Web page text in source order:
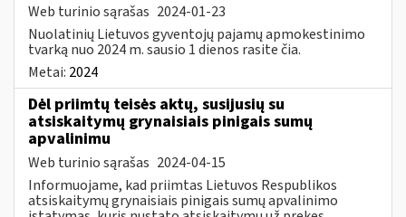
Web turinio sąrašas 2024-01-23
Nuolatinių Lietuvos gyventojų pajamų apmokestinimo
tvarką nuo 2024 m. sausio 1 dienos rasite čia.
Metai: 2024
Dėl priimtų teisės aktų, susijusių su
atsiskaitymų grynaisiais pinigais sumų
apvalinimu
Web turinio sąrašas 2024-04-15
Informuojame, kad priimtas Lietuvos Respublikos
atsiskaitymų grynaisiais pinigais sumų apvalinimo